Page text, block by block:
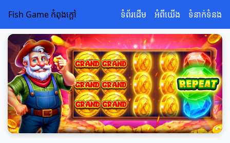
Fish Game កំពុងក្តៅ ទំព័រដើម អំពីយើង ទំនាក់ទំនង